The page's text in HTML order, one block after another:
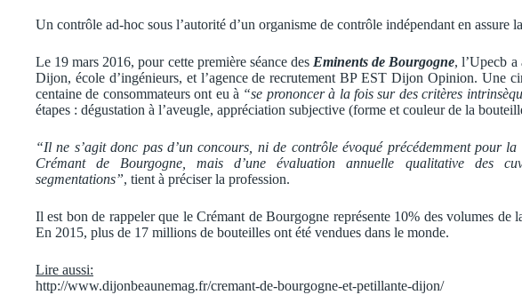
Un contrôle ad-hoc sous l’autorité d’un organisme de contrôle indépendant en assure
Le 19 mars 2016, pour cette première séance des Eminents de Bourgogne, l’Upecb a
Dijon, école d’ingénieurs, et l’agence de recrutement BP EST Dijon Opinion. Une
centaine de consommateurs ont eu à “se prononcer à la fois sur des critères
étapes : dégustation à l’aveugle, appréciation subjective (forme et couleur de la
“Il ne s’agit donc pas d’un concours, ni de contrôle évoqué précédemment pour
Crémant de Bourgogne, mais d’une évaluation annuelle qualitative des
segmentations”, tient à préciser la profession.
Il est bon de rappeler que le Crémant de Bourgogne représente 10% des volumes
En 2015, plus de 17 millions de bouteilles ont été vendues dans le monde.
Lire aussi:
http://www.dijonbeaunemag.fr/cremant-de-bourgogne-et-petillante-dijon/